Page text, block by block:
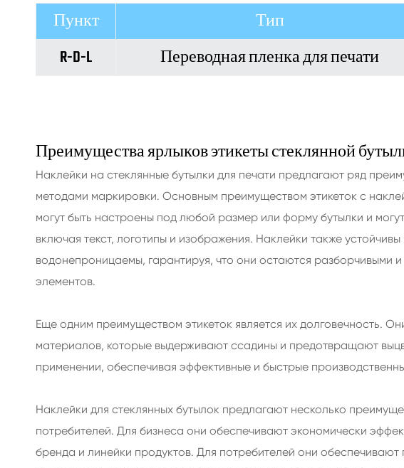
Пункт Тип
R-D-L
Переводная пленка для печати
Преимущества ярлыков этикеты стеклянной
Наклейки на стеклянные бутылки для печати предлагают ряд
методами маркировки. Основным преимуществом этикеток с
могут быть настроены под любой размер или форму бутылки и
включая текст, логотипы и изображения. Наклейки также
водонепроницаемы, гарантируя, что они остаются разборчивыми
элементов.
Еще одним преимуществом этикеток является их долговечность.
материалов, которые выдерживают ссадины и предотвращают
применении, обеспечивая эффективные и быстрые
Наклейки для стеклянных бутылок предлагают несколько
потребителей. Для бизнеса они обеспечивают экономически
бренда и линейки продуктов. Для потребителей они